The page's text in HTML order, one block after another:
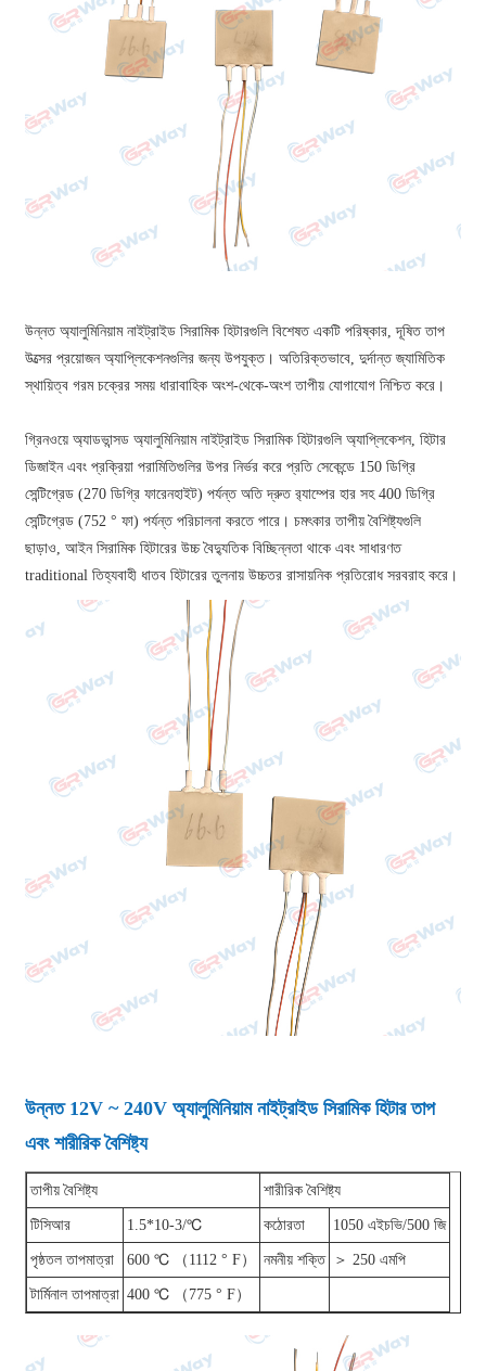
উন্নত অ্যালুমিনিয়াম নাইট্রাইড সিরামিক হিটারগুলি বিশেষত একটি পরিষ্কার, দূষিত তাপ
উত্সের প্রয়োজন অ্যাপ্লিকেশনগুলির জন্য উপযুক্ত। অতিরিক্তভাবে, দুর্দান্ত জ্যামিতিক
স্থায়িত্ব গরম চক্রের সময় ধারাবাহিক অংশ-থেকে-অংশ তাপীয় যোগাযোগ নিশ্চিত করে।
গ্রিনওয়ে অ্যাডভান্সড অ্যালুমিনিয়াম নাইট্রাইড সিরামিক হিটারগুলি অ্যাপ্লিকেশন, হিটার
ডিজাইন এবং প্রক্রিয়া পরামিতিগুলির উপর নির্ভর করে প্রতি সেকেন্ডে 150 ডিগ্রি
সেন্টিগ্রেড (270 ডিগ্রি ফারেনহাইট) পর্যন্ত অতি দ্রুত র‌্যাম্পের হার সহ 400 ডিগ্রি
সেন্টিগ্রেড (752 ° ফা) পর্যন্ত পরিচালনা করতে পারে। চমৎকার তাপীয় বৈশিষ্ট্যগুলি
ছাড়াও, আইন সিরামিক হিটারের উচ্চ বৈদ্যুতিক বিচ্ছিন্নতা থাকে এবং সাধারণত
traditional তিহ্যবাহী ধাতব হিটারের তুলনায় উচ্চতর রাসায়নিক প্রতিরোধ সরবরাহ করে।
উন্নত 12V ~ 240V অ্যালুমিনিয়াম নাইট্রাইড সিরামিক হিটার তাপ
এবং শারীরিক বৈশিষ্ট্য
তাপীয় বৈশিষ্ট্য শারীরিক বৈশিষ্ট্য
টিসিআর 1.5*10-3/℃ কঠোরতা 1050 এইচভি/500 জি
পৃষ্ঠতল তাপমাত্রা 600 ℃ （1112 ° F） নমনীয় শক্তি ＞ 250 এমপি
টার্মিনাল তাপমাত্রা 400 ℃ （775 ° F）